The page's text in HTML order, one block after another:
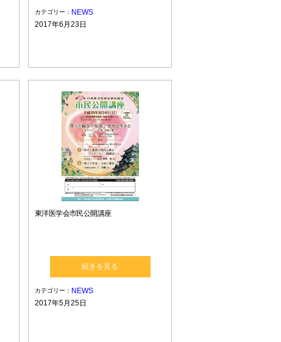
カテゴリー： NEWS
2017年6月23日
東洋医学会市民公開講座
続きを見る
カテゴリー： NEWS
2017年5月25日